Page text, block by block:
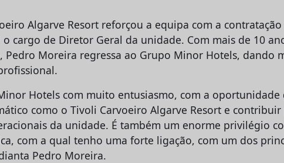
Algarve Resort reforçou a equipa com a
cargo de Diretor Geral da unidade. Com mais de 10
Pedro Moreira regressa ao Grupo Minor Hotels, dando
Hotels com muito entusiasmo, com a
como o Tivoli Carvoeiro Algarve Resort e contribuir
da unidade. É também um enorme privilégio
com a qual tenho uma forte ligação, com um dos
Pedro Moreira.